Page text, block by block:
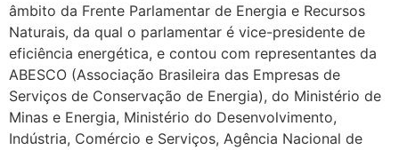
âmbito da Frente Parlamentar de Energia e Recursos
Naturais, da qual o parlamentar é vice-presidente de
eficiência energética, e contou com representantes da
ABESCO (Associação Brasileira das Empresas de
Serviços de Conservação de Energia), do Ministério de
Minas e Energia, Ministério do Desenvolvimento,
Indústria, Comércio e Serviços, Agência Nacional de